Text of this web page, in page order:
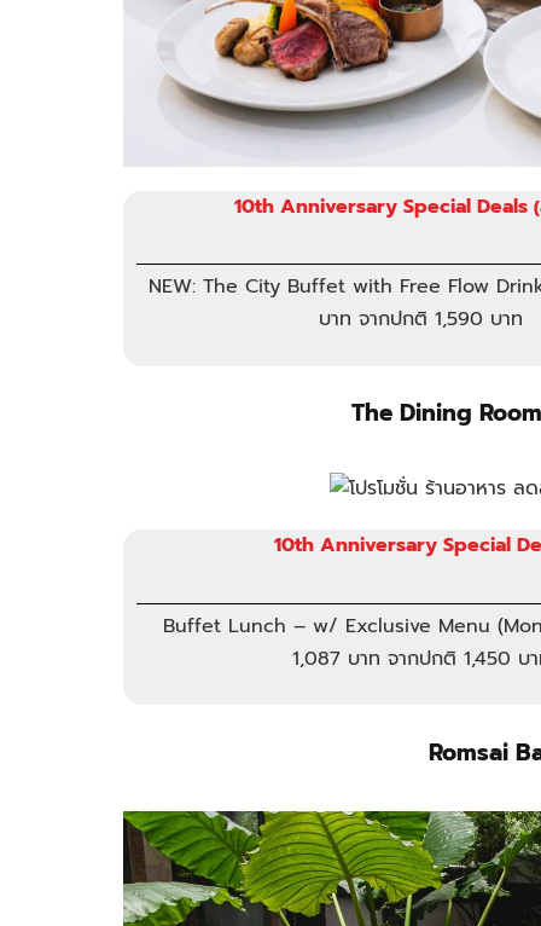
10th Anniversary Special Deals
NEW: The City Buffet with Free Flow
บาท จากปกติ 1,590 บาท
The Dining
10th Anniversary Special
Buffet Lunch – w/ Exclusive Menu
1,087 บาท จากปกติ 1,450 บ
Romsai